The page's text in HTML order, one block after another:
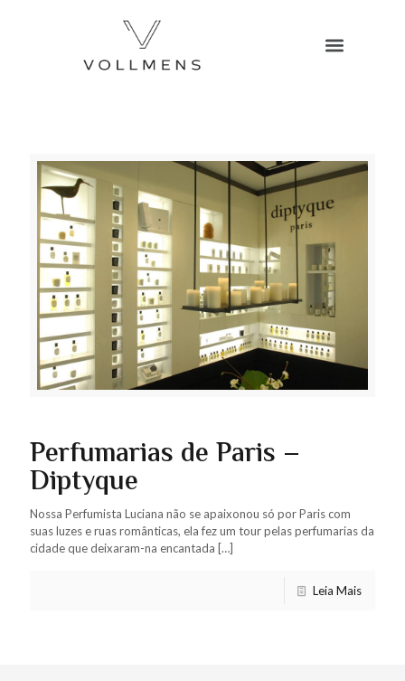
Perfumarias de Paris –
Diptyque
Nossa Perfumista Luciana não se apaixonou só por Paris com
suas luzes e ruas românticas, ela fez um tour pelas perfumarias da
cidade que deixaram-na encantada […]
Leia Mais